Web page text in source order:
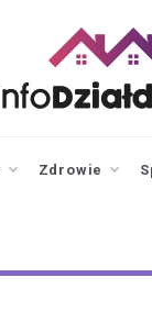
Zdrowie